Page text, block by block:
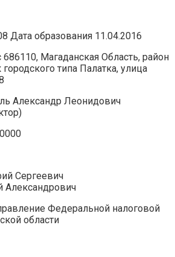
Дата образования 11.04.2016
Магаданская Область, район
типа Палатка, улица
Александр Леонидович
Сергеевич
Александрович
Федеральной налоговой
области